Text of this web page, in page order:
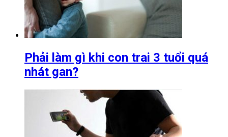
Phải làm gì khi con trai 3 tuổi quá
nhát gan?